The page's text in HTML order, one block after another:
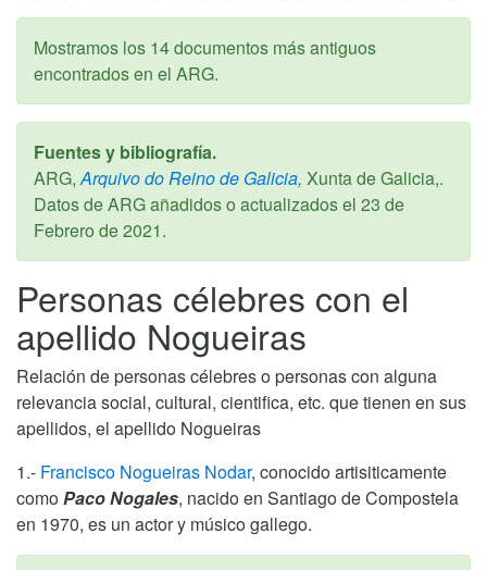
Mostramos los 14 documentos más antiguos
encontrados en el ARG.
Fuentes y bibliografía.
ARG, Arquivo do Reino de Galicia, Xunta de Galicia,.
Datos de ARG añadidos o actualizados el 23 de
Febrero de 2021.
Personas célebres con el
apellido Nogueiras
Relación de personas célebres o personas con alguna
relevancia social, cultural, cientifica, etc. que tienen en sus
apellidos, el apellido Nogueiras
1.- Francisco Nogueiras Nodar, conocido artisiticamente
comoPaco Nogales, nacido en Santiago de Compostela
en 1970, es un actor y músico gallego.